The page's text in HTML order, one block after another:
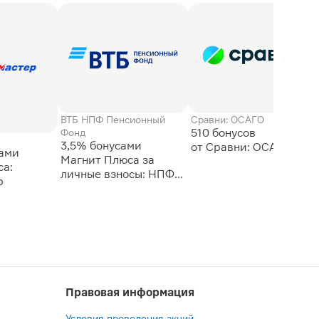
ВТБ НПФ Пенсионный
Фонд
3,5% бонусами
Магнит Плюса за
личные взносы: НПФ
Сравни: ОСАГО
510 бонусов
Правовая информация